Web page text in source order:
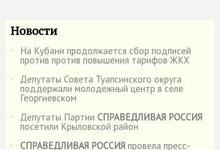
Новости
˙ На Кубани продолжается сбор подписей
против против повышения тарифов ЖКХ
˙
Депутаты Совета Туапсинского округа
поддержали молодежный центр в селе
Георгиевском
˙
Депутаты Партии СПРАВЕДЛИВАЯ РОССИЯ
посетили Крыловской район
СПРАВЕДЛИВАЯ РОССИЯ провела пресс-